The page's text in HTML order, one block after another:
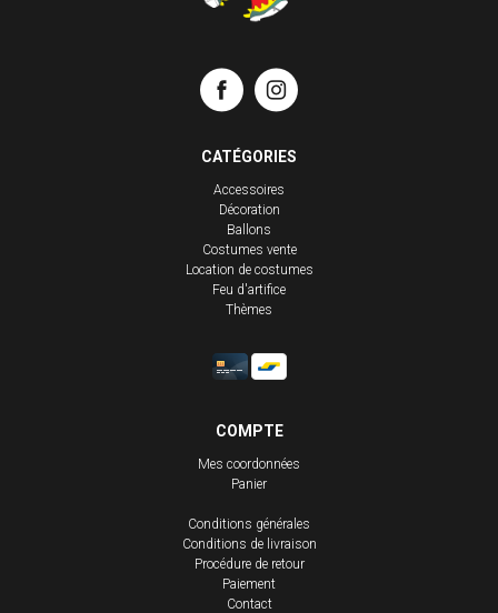
CATÉGORIES
Accessoires
Décoration
Ballons
Costumes vente
Location de costumes
Feu d'artifice
Thèmes
COMPTE
Mes coordonnées
Panier
Conditions générales
Conditions de livraison
Procédure de retour
Paiement
Contact